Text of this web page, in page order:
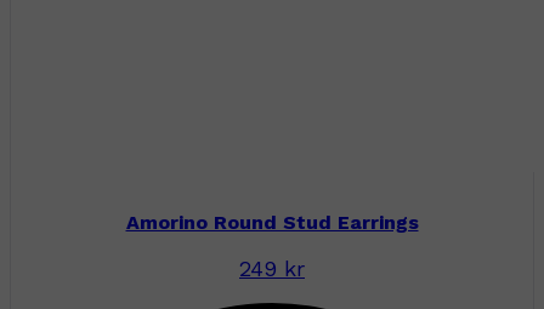
Amorino Round Stud Earrings
249 kr